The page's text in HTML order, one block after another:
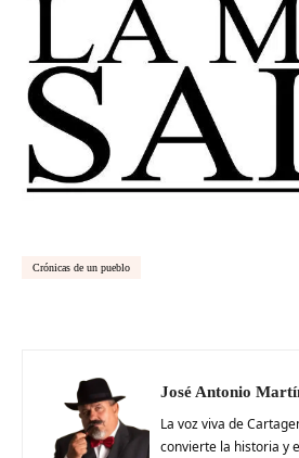
Crónicas de un pueblo
José Antonio
La voz viva de
convierte la historia y